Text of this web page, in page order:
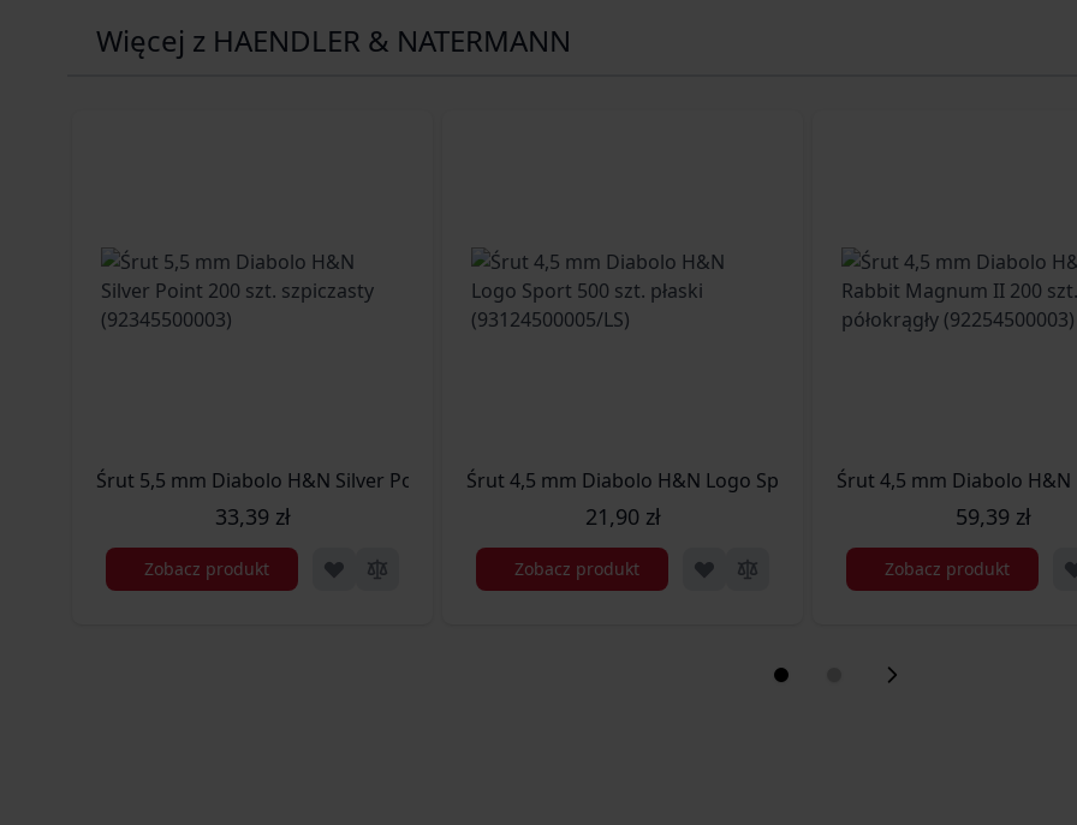
Więcej z HAENDLER & NATERMANN
Śrut 5,5 mm Diabolo H&N Silver Point 200 szt. szpiczasty (92345500003)
33,39 zł
Zobacz produkt
Śrut 4,5 mm Diabolo H&N Logo Sport 500 szt. płaski (93124500005/
21,90 zł
Zobacz produkt
Śrut 4,5 mm Diabolo H&N
59,39 zł
Zobacz produkt